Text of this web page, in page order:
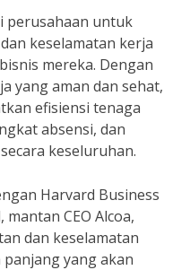
perusahaan untuk
keselamatan kerja
mereka. Dengan
yang aman dan sehat,
efisiensi tenaga
absensi, dan
keseluruhan.
Harvard Business
mantan CEO Alcoa,
dan keselamatan
yang akan